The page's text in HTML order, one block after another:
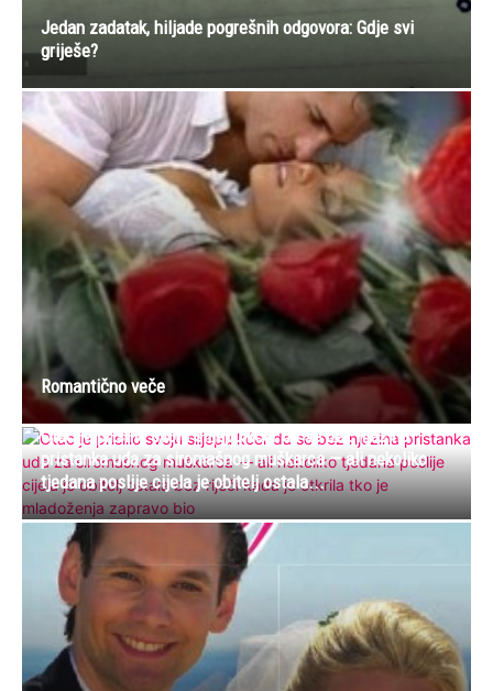
Jedan zadatak, hiljade pogrešnih odgovora: Gdje svi
griješe?
Romantično veče
Otac je prisilio svoju slijepu kćer da se bez njezina
pristanka uda za siromašnog muškarca — ali nekoliko
tjedana poslije cijela je obitelj ostala...